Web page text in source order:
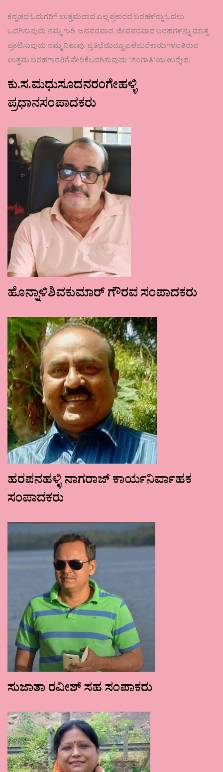
ಕನ್ನಡದ ಓದುಗರಿಗೆ ಉತ್ತಮವಾದ ಎಲ್ಲ ಪ್ರಕಾರದ ಬರಹಳನ್ನು ಓದಲು
ಒದಗಿಸುವುದು ನಮ್ಮ ಗುರಿ. ಜನಪರವಾದ, ಜೀವಪರವಾದ ಬರಹಗಳನ್ನು ಮಾತ್ರ
ಪ್ರಕಟಿಸುವುದು ನಮ್ಮ ನಿಲುವು. ಪ್ರತಿಭೆಯಿದ್ದೂ ಎಲೆಮರೆಕಾಯಿಗಳಂತಿರುವ
ಉತ್ತಮ ಬರಹಗಾರರಿಗೆ ವೇದಿಕೆಒದಗಿಸುವುದು ʼಸಂಗಾತಿʼಯ ಉದ್ದೇಶ.
ಕು.ಸ.ಮಧುಸೂದನರಂಗೇಹಳ್ಳಿ
ಪ್ರಧಾನಸಂಪಾದಕರು
ಹೊನ್ನಾಳಿಶಿವಕುಮಾರ್ ಗೌರವ ಸಂಪಾದಕರು
ಹರಪನಹಳ್ಳಿ ನಾಗರಾಜ್ ಕಾರ್ಯನಿರ್ವಾಹಕ
ಸಂಪಾದಕರು
ಸುಜಾತಾ ರವೀಶ್ ಸಹ ಸಂಪಾಕರು